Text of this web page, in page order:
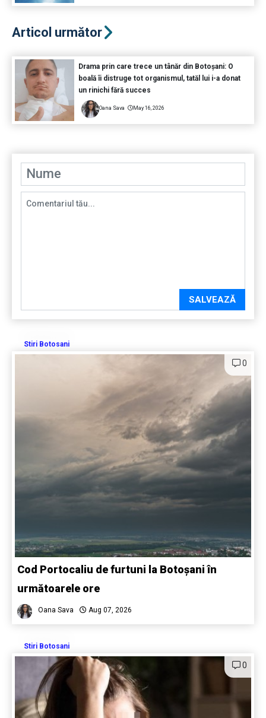
Articol următor
Drama prin care trece un tânăr din Botoșani: O
boală îi distruge tot organismul, tatăl lui i-a donat
un rinichi fără succes
Oana Sava May 16, 2026
SALVEAZĂ
Stiri Botosani
0
Cod Portocaliu de furtuni la Botoșani în
următoarele ore
Oana Sava Aug 07, 2026
Stiri Botosani
0